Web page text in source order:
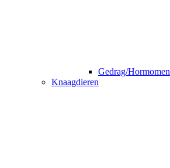
Gedrag/Hormomen
Knaagdieren